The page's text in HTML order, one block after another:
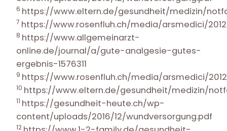
6 https://www.eltern.de/gesundheit/medizin/
7 https://www.rosenfluh.ch/media/arsmedici/
8 https://www.allgemeinarzt-
online.de/journal/a/gute-analgesie-gutes-
ergebnis-1576311
9 https://www.rosenfluh.ch/media/arsmedici/
10 https://www.eltern.de/gesundheit/medizin/
11 https://gesundheit-heute.ch/wp-
content/uploads/2016/12/wundversorgung.pdf
12